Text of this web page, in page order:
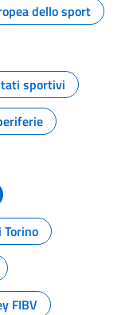
dello sport
sportivi
Torino
FIBV